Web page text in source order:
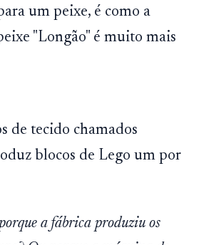
um peixe, é como a
"Longão" é muito mais
de tecido chamados
blocos de Lego um por
a fábrica produziu os